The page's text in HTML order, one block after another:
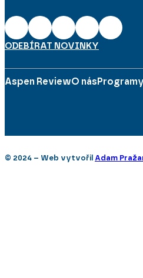
ODEBÍRAT NOVINKY
Aspen ReviewO násProgramy
© 2024 – Web vytvořil Adam